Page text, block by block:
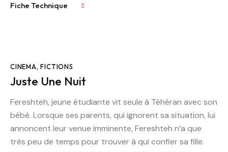
Fiche Technique
CINEMA,FICTIONS
Juste Une Nuit
Fereshteh, jeune étudiante vit seule à Téhéran avec son
bébé. Lorsque ses parents, qui ignorent sa situation, lui
annoncent leur venue imminente, Fereshteh n’a que
très peu de temps pour trouver à qui confier sa fille.